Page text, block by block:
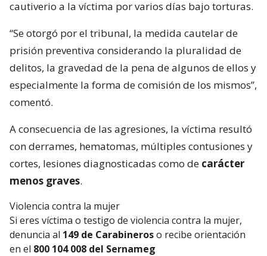
cautiverio a la víctima por varios días bajo torturas.
“Se otorgó por el tribunal, la medida cautelar de
prisión preventiva considerando la pluralidad de
delitos, la gravedad de la pena de algunos de ellos y
especialmente la forma de comisión de los mismos”,
comentó.
A consecuencia de las agresiones, la víctima resultó
con derrames, hematomas, múltiples contusiones y
cortes, lesiones diagnosticadas como de carácter
menos graves.
Violencia contra la mujer
Si eres víctima o testigo de violencia contra la mujer,
denuncia al 149 de Carabineroso recibe orientación
en el 800 104 008 del Sernameg